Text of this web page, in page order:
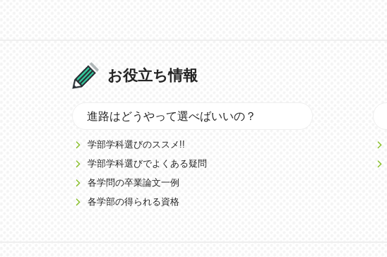
お役立ち情報
進路はどうやって選べばいいの？
学部学科選びのススメ!!
学部学科選びでよくある疑問
各学問の卒業論文一例
各学部の得られる資格